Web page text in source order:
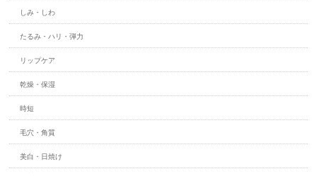
しみ・しわ
たるみ・ハリ・弾力
リップケア
乾燥・保湿
時短
毛穴・角質
美白・日焼け